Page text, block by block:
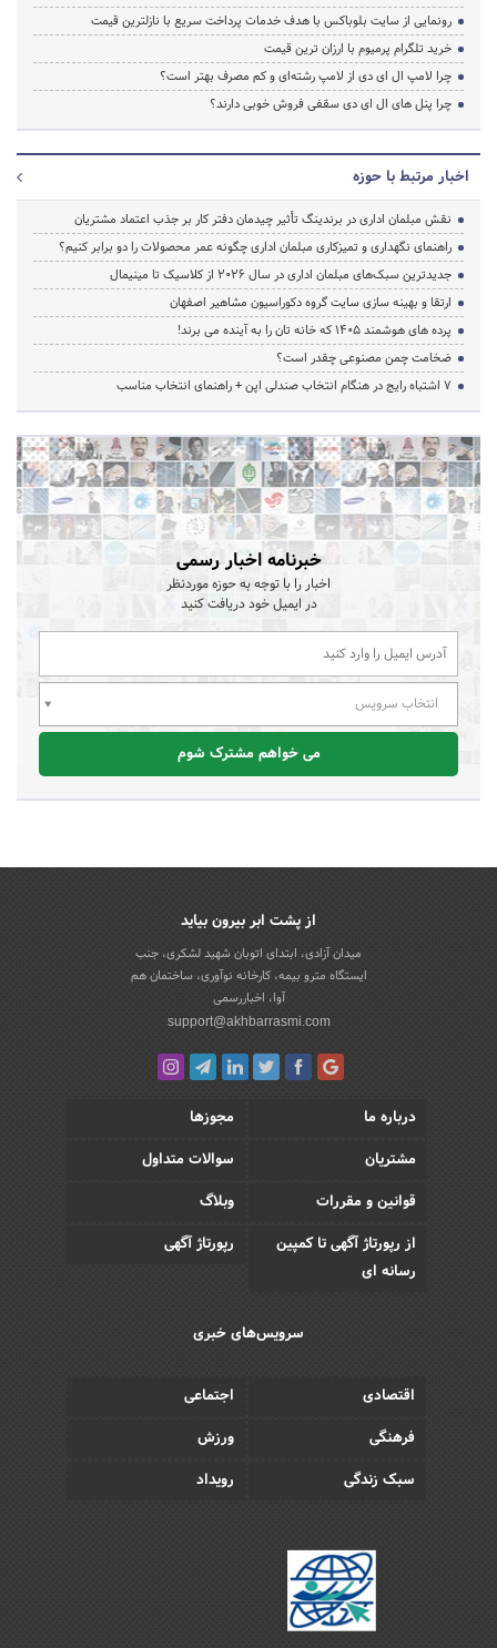
رونمایی از سایت بلوباکس با هدف خدمات پرداخت سریع با نازلترین قیمت
خرید تلگرام پرمیوم با ارزان ترین قیمت
چرا لامپ ال ای دی از لامپ رشته‌ای و کم مصرف بهتر است؟
چرا پنل های ال ای دی سقفی فروش خوبی دارند؟
اخبار مرتبط با حوزه
نقش مبلمان اداری در برندینگ تأثیر چیدمان دفتر کار بر جذب اعتماد مشتریان
راهنمای نگهداری و تمیزکاری مبلمان اداری چگونه عمر محصولات را دو برابر کنیم؟
جدیدترین سبک‌های مبلمان اداری در سال ۲۰۲۶ از کلاسیک تا مینیمال
ارتقا و بهینه سازی سایت گروه دکوراسیون مشاهیر اصفهان
پرده‌ های هوشمند ۱۴۰۵ که خانه‌ تان را به آینده می‌ برند!
ضخامت چمن مصنوعی چقدر است؟
۷ اشتباه رایج در هنگام انتخاب صندلی اپن + راهنمای انتخاب مناسب
خبرنامه اخبار رسمی
اخبار را با توجه به حوزه موردنظر
در ایمیل خود دریافت کنید
انتخاب سرویس
می خواهم مشترک شوم
از پشت ابر بیرون بیاید
میدان آزادی، ابتدای اتوبان شهید لشکری، جنب
ایستگاه مترو بیمه، کارخانه نوآوری، ساختمان هم
آوا، اخباررسمی
support@akhbarrasmi.com
درباره ما
مجوزها
مشتریان
سوالات متداول
قوانین و مقررات
وبلاگ
از رپورتاژ آگهی تا کمپین
رسانه ای
رپورتاژ آگهی
سرویس‌های خبری
اقتصادی
اجتماعی
فرهنگی
ورزش
سبک زندگی
رویداد